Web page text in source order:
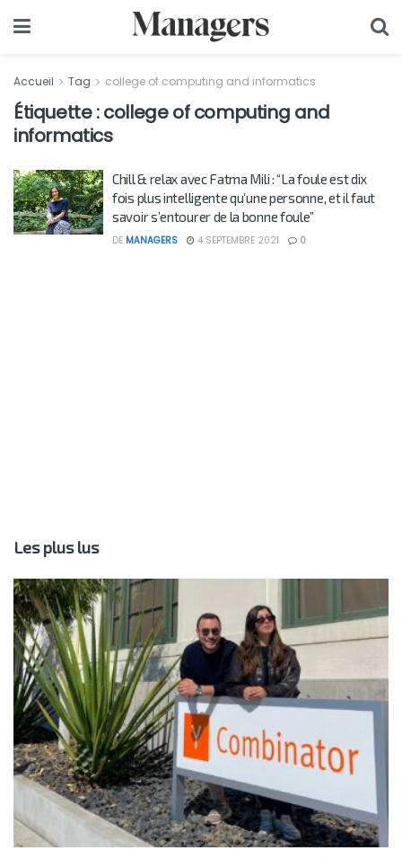
Accueil Tag college of computing and informatics
Étiquette :college of computing and
informatics
Chill & relax avec Fatma Mili : “La foule est dix
fois plus intelligente qu’une personne, et il faut
savoir s’entourer de la bonne foule”
DE MANAGERS 4 SEPTEMBRE 2021 0
Les plus lus